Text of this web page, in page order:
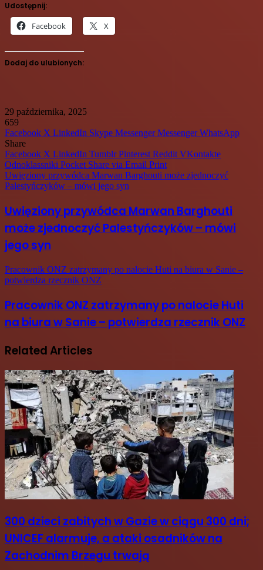
Udostępnij:
Facebook X
Dodaj do ulubionych:
29 października, 2025
659
Facebook X LinkedIn Skype Messenger Messenger WhatsApp
Share
Facebook X LinkedIn Tumblr Pinterest Reddit VKontakte
Odnoklassniki Pocket Share via Email Print
Uwięziony przywódca Marwan Barghouti może zjednoczyć
Palestyńczyków – mówi jego syn
Uwięziony przywódca Marwan Barghouti
może zjednoczyć Palestyńczyków – mówi
jego syn
Pracownik ONZ zatrzymany po nalocie Huti na biura w Sanie –
potwierdza rzecznik ONZ
Pracownik ONZ zatrzymany po nalocie Huti
na biura w Sanie – potwierdza rzecznik ONZ
Related Articles
300 dzieci zabitych w Gazie w ciągu 300 dni;
UNICEF alarmuje, a ataki osadników na
Zachodnim Brzegu trwają